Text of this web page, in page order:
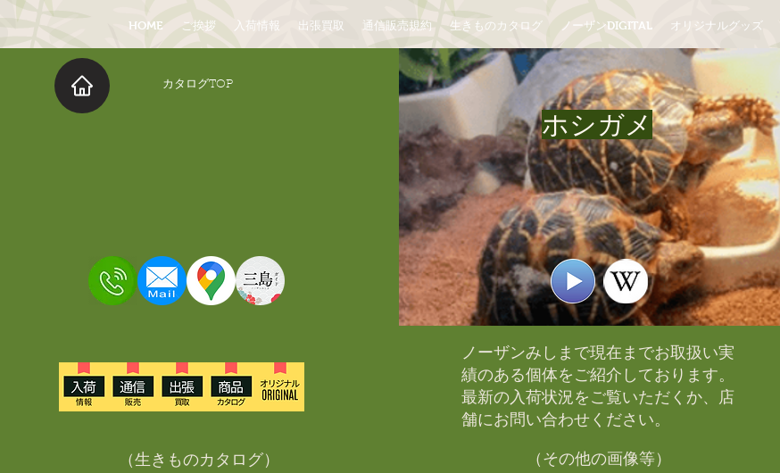
HOME ご挨拶 入荷情報 出張買取 通信販売規約 生きものカタログ ノーザンDIGITAL オリジナルグッズ
​カタログTOP
ホシガメ
（生きものカタログ）
ノーザンみしまで現在までお取扱い実
績のある個体をご紹介しております。​
最新の入荷状況をご覧いただくか、店
舗にお問い合わせください。​
（その他の画像等）